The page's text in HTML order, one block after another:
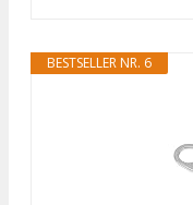
BESTSELLER NR. 6